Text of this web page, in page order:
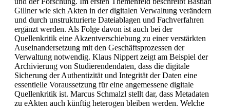
Gillner wie sich Akten in der digitalen Verwaltung verändern
und durch unstrukturierte Dateiablagen und Fachverfahren
ergänzt werden. Als Folge davon ist auch bei der
Quellenkritik eine Akzentverschiebung zu einer verstärkten
Auseinandersetzung mit den Geschäftsprozessen der
Verwaltung notwendig. Klaus Nippert zeigt am Beispiel der
Archivierung von Studierendendaten, dass die digitale
Sicherung der Authentizität und Integrität der Daten eine
essentielle Voraussetzung für eine angemessene digitale
Quellenkritik ist. Marcus Schmalzl stellt dar, dass Metadaten
zu eAkten auch künftig heterogen bleiben werden. Welche